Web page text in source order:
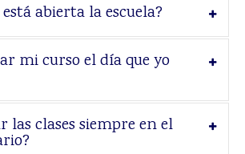
abierta la escuela?
mi curso el día que yo
las clases siempre en el